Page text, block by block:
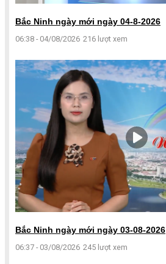
Bắc Ninh ngày mới ngày 04-8-2026
06:38 - 04/08/2026 216 lượt xem
Bắc Ninh ngày mới ngày 03-08-2026
06:37 - 03/08/2026 245 lượt xem